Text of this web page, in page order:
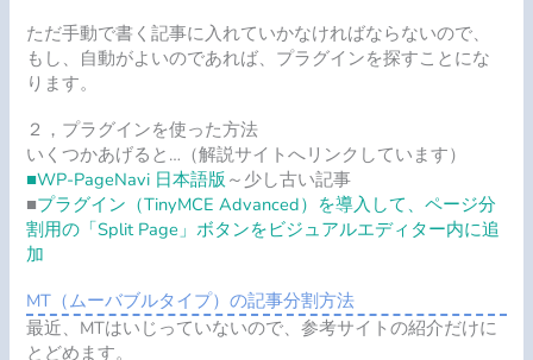
ただ手動で書く記事に入れていかなければならないので、
もし、自動がよいのであれば、プラグインを探すことにな
ります。
２，プラグインを使った方法
いくつかあげると…（解説サイトへリンクしています）
■WP-PageNavi 日本語版～少し古い記事
■プラグイン（TinyMCE Advanced）を導入して、ページ分
割用の「Split Page」ボタンをビジュアルエディター内に追
加
MT（ムーバブルタイプ）の記事分割方法
最近、MTはいじっていないので、参考サイトの紹介だけに
とどめます。